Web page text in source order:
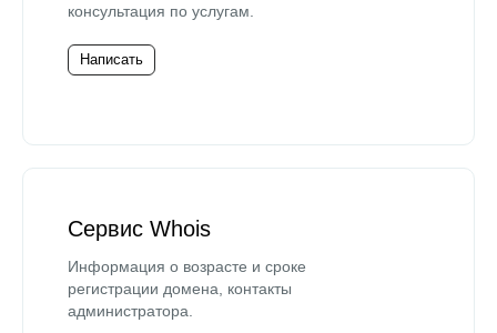
консультация по услугам.
Написать
Сервис Whois
Информация о возрасте и сроке
регистрации домена, контакты
администратора.